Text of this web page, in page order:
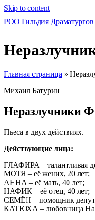
Skip to content
РОО Гильдия Драматургов
Главная страница »
Михаил Батурин
Неразлучники
Пьеса в двух действиях.
Действующие лица:
ГЛАФИРА – талантливая
МОТЯ – её жених, 20 лет;
АННА – её мать, 40 лет;
НАФИК – её отец, 40 лет;
СЕМЁН – помощник
КАТЮХА – любовница